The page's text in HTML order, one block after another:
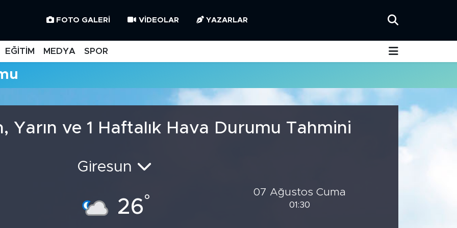
FOTO GALERI VIDEOLAR YAZARLAR
EĞİTİM MEDYA SPOR
Yarın ve 1 Haftalık Hava Durumu Tahmini
Giresun
26°
07 Ağustos Cuma
01:30